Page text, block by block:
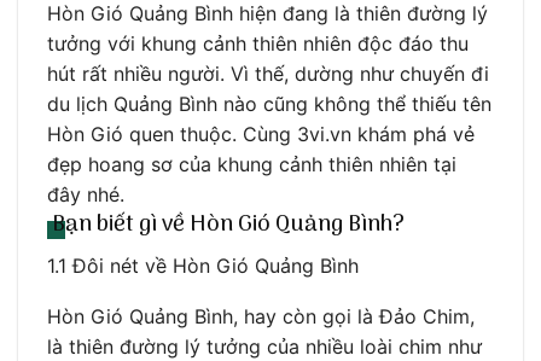
Hòn Gió Quảng Bình hiện đang là thiên đường lý
tưởng với khung cảnh thiên nhiên độc đáo thu
hút rất nhiều người. Vì thế, dường như chuyến đi
du lịch Quảng Bình nào cũng không thể thiếu tên
Hòn Gió quen thuộc. Cùng 3vi.vn khám phá vẻ
đẹp hoang sơ của khung cảnh thiên nhiên tại
đây nhé.
Bạn biết gì về Hòn Gió Quảng Bình?
1.1 Đôi nét về Hòn Gió Quảng Bình
Hòn Gió Quảng Bình, hay còn gọi là Đảo Chim,
là thiên đường lý tưởng của nhiều loài chim như